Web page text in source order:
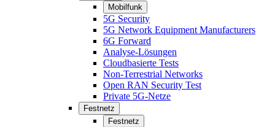
Mobilfunk
5G Security
5G Network Equipment Manufacturers
6G Forward
Analyse-Lösungen
Cloudbasierte Tests
Non-Terrestrial Networks
Open RAN Security Test
Private 5G-Netze
Festnetz
Festnetz